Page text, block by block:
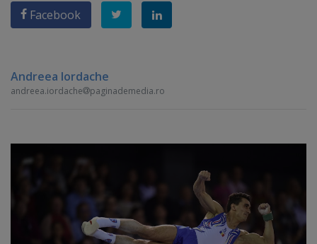
Facebook
Andreea Iordache
andreea.iordache paginademedia.ro